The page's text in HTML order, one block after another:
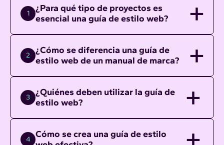
1
¿Para qué tipo de proyectos es
esencial una guía de estilo web?
2
¿Cómo se diferencia una guía de
estilo web de un manual de marca?
3
¿Quiénes deben utilizar la guía de
estilo web?
4
Cómo se crea una guía de estilo